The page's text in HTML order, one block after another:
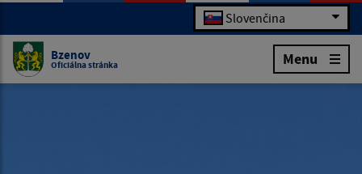
Slovenčina
Bzenov
Oficiálna stránka Menu